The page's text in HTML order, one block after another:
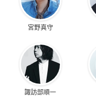
宮野真守
諏訪部順一